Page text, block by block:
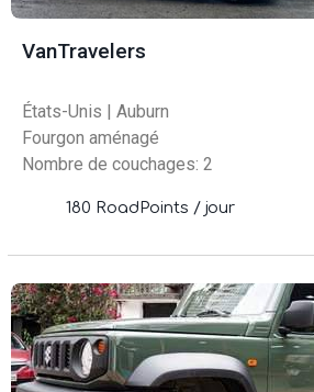
VanTravelers
États-Unis | Auburn
Fourgon aménagé
Nombre de couchages: 2
180 RoadPoints / jour